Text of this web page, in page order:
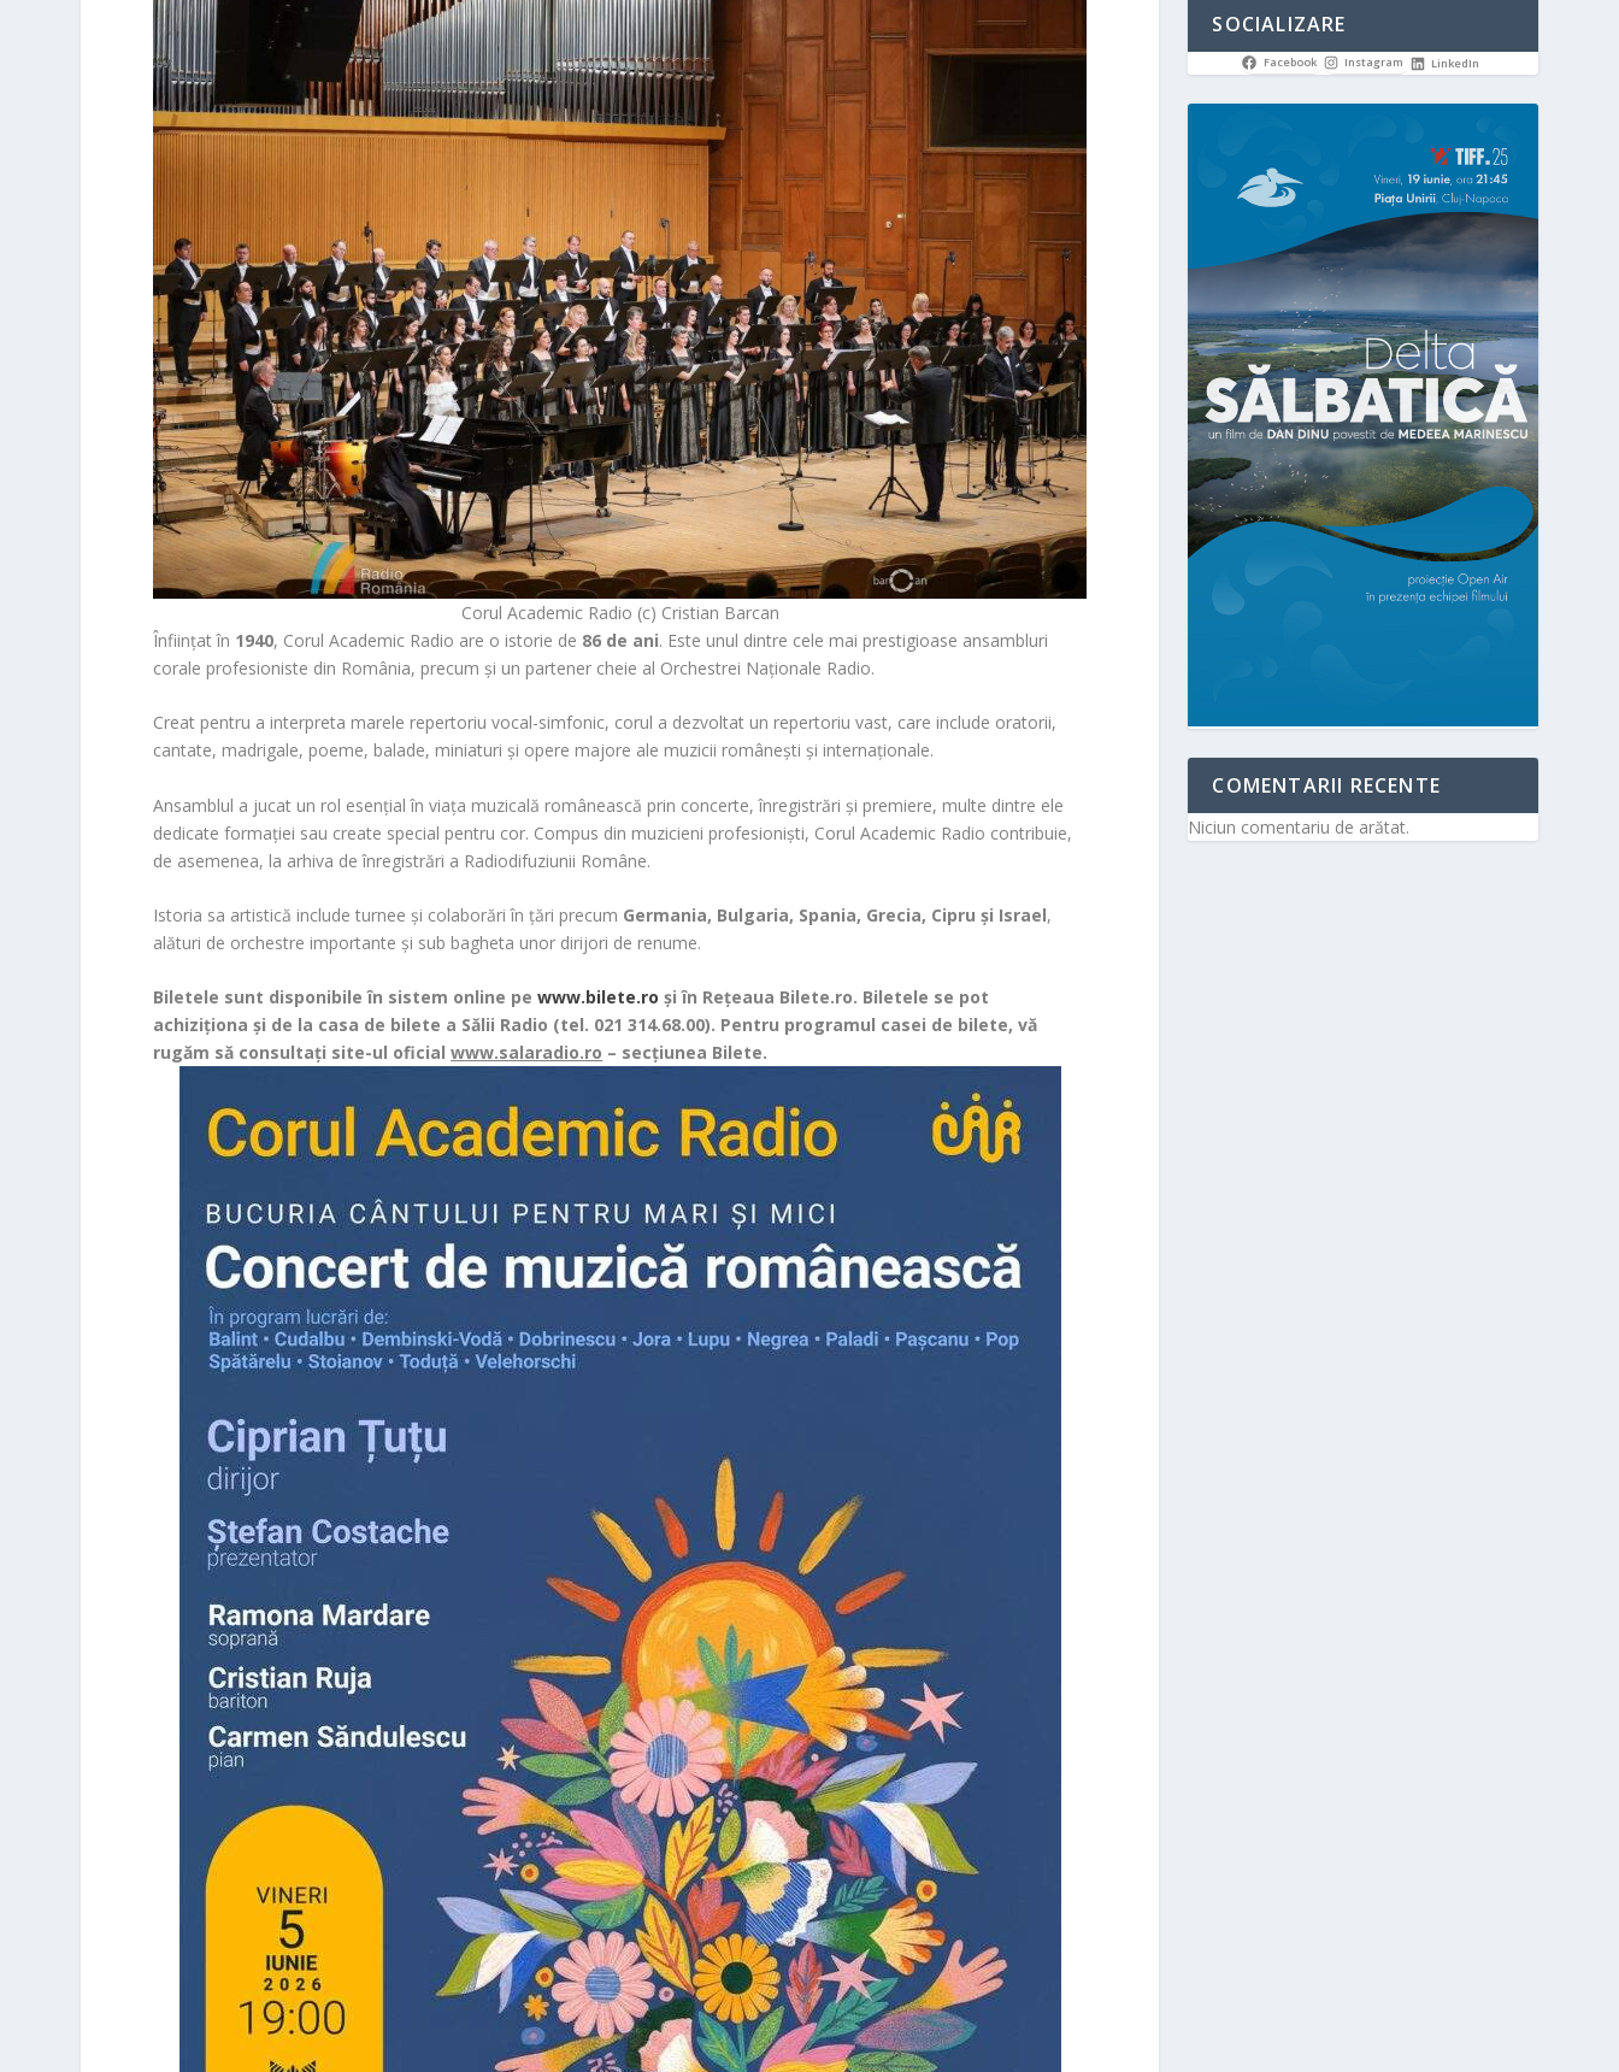
Corul Academic Radio (c) Cristian Barcan
Înființat în 1940, Corul Academic Radio are o istorie de 86 de ani. Este unul dintre cele mai prestigioase ansambluri
corale profesioniste din România, precum și un partener cheie al Orchestrei Naționale Radio.
Creat pentru a interpreta marele repertoriu vocal-simfonic, corul a dezvoltat un repertoriu vast, care include oratorii,
cantate, madrigale, poeme, balade, miniaturi și opere majore ale muzicii românești și internaționale.
Ansamblul a jucat un rol esențial în viața muzicală românească prin concerte, înregistrări și premiere, multe dintre ele
dedicate formației sau create special pentru cor. Compus din muzicieni profesioniști, Corul Academic Radio contribuie,
de asemenea, la arhiva de înregistrări a Radiodifuziunii Române.
Istoria sa artistică include turnee și colaborări în țări precum Germania, Bulgaria, Spania, Grecia, Cipru și Israel,
alături de orchestre importante și sub bagheta unor dirijori de renume.
Biletele sunt disponibile în sistem online pewww.bilete.ro și în Rețeaua Bilete.ro. Biletele se pot
achiziționa și de la casa de bilete a Sălii Radio (tel. 021 314.68.00). Pentru programul casei de bilete, vă
rugăm să consultați site-ul oficialwww.salaradio.ro – secțiunea Bilete.
SOCIALIZARE
Facebook Instagram LinkedIn
COMENTARII RECENTE
Niciun comentariu de arătat.